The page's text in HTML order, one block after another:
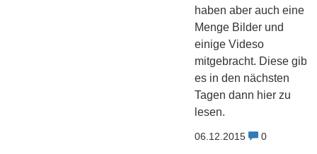
haben aber auch eine
Menge Bilder und
einige Videso
mitgebracht. Diese gibt
es in den nächsten
Tagen dann hier zu
lesen.
06.12.2015 0